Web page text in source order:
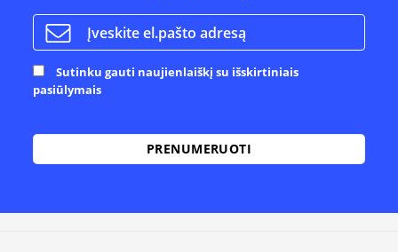
Sutinku gauti naujienlaiškį su išskirtiniais
pasiūlymais